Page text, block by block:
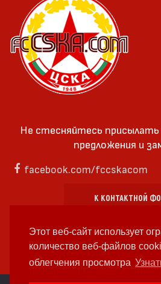
Этот веб-сайт использует
количество веб-файлов
облегчения просмотра
Не стесняйтесь присылать
предложения и
facebook.com/fccskacom
К КОНТАКТНОЙ